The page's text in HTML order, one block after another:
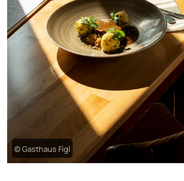
© Gasthaus Figl